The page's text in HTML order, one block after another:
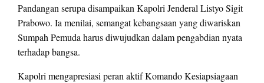
Pandangan serupa disampaikan Kapolri Jenderal Listyo Sigit
Prabowo. Ia menilai, semangat kebangsaan yang diwariskan
Sumpah Pemuda harus diwujudkan dalam pengabdian nyata
terhadap bangsa.
Kapolri mengapresiasi peran aktif Komando Kesiapsiagaan